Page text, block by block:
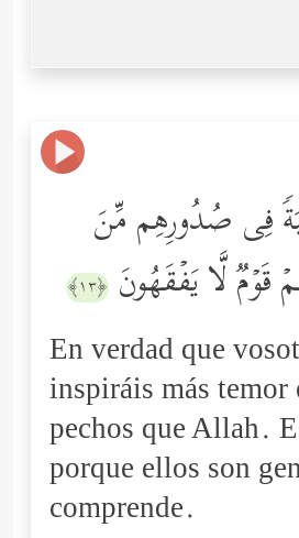
فِی صُدُورِهِم مِّنَ
قَوۡمࣱ لَّا یَفۡقَهُونَ ﴿١٣﴾
En verdad que
inspiráis más temor
pechos que Allah.
porque ellos son
comprende.